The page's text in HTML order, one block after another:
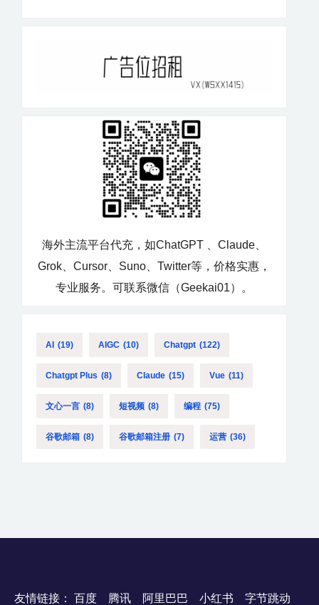
海外主流平台代充，如ChatGPT 、Claude、
Grok、Cursor、Suno、Twitter等，价格实惠，
专业服务。可联系微信（Geekai01）。
AI (19) AIGC (10) Chatgpt (122)
Chatgpt Plus (8) Claude (15) Vue (11)
文心一言 (8) 短视频 (8) 编程 (75)
谷歌邮箱 (8) 谷歌邮箱注册 (7) 运营 (36)
友情链接： 百度 腾讯 阿里巴巴 小红书 字节跳动